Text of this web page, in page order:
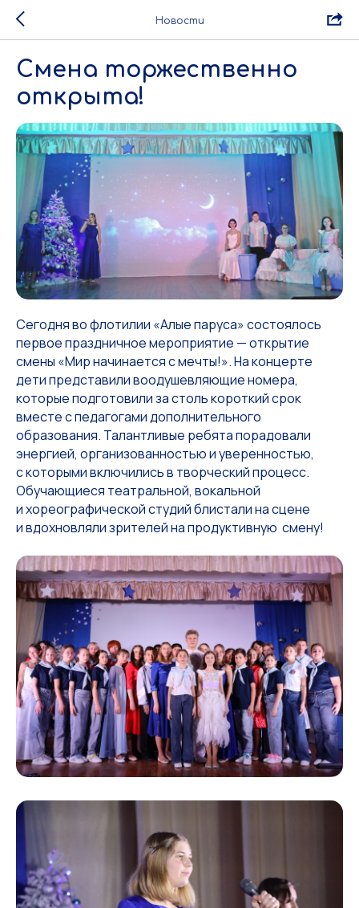
Новости
Смена торжественно
открыта!
Сегодня во флотилии «Алые паруса» состоялось
первое праздничное мероприятие — открытие
смены «Мир начинается с мечты!».На концерте
дети представили воодушевляющие номера,
которые подготовили за столь короткий срок
вместе с педагогами дополнительного
образования. Талантливые ребята порадовали
энергией, организованностью и уверенностью,
с которыми включились в творческий процесс.
Обучающиеся театральной, вокальной
и хореографической студий блистали на сцене
и вдохновляли зрителей на продуктивную смену!